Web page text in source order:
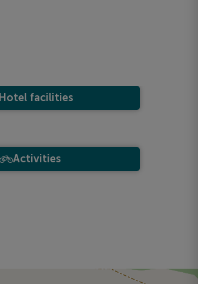
Hotel facilities
Activities